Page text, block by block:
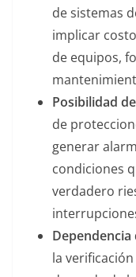
de sistemas
implicar
de equipos,
Posibilidad
de
generar
condiciones
verdadero
la